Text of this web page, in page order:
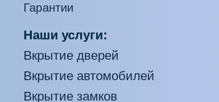
Гарантии
Наши услуги:
Вкрытие дверей
Вкрытие автомобилей
Вкрытие замков